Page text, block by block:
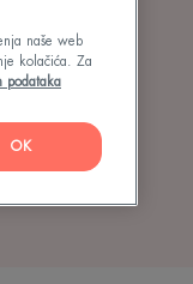
naše web
kolačića. Za
podataka
OK